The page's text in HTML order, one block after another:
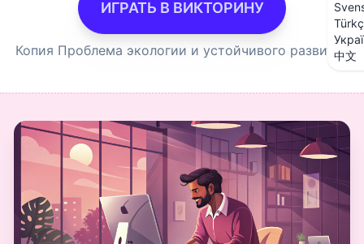
中文
ИГРАТЬ В ВИКТОРИНУ
Копия Проблема экологии и устойчивого развития